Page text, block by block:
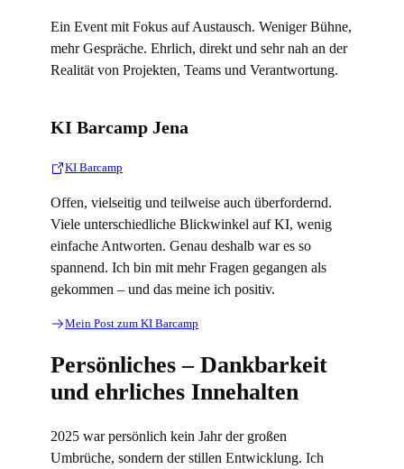
Ein Event mit Fokus auf Austausch. Weniger Bühne,
mehr Gespräche. Ehrlich, direkt und sehr nah an der
Realität von Projekten, Teams und Verantwortung.
KI Barcamp Jena
KI Barcamp
Offen, vielseitig und teilweise auch überfordernd.
Viele unterschiedliche Blickwinkel auf KI, wenig
einfache Antworten. Genau deshalb war es so
spannend. Ich bin mit mehr Fragen gegangen als
gekommen – und das meine ich positiv.
Mein Post zum KI Barcamp
Persönliches – Dankbarkeit
und ehrliches Innehalten
2025 war persönlich kein Jahr der großen
Umbrüche, sondern der stillen Entwicklung. Ich